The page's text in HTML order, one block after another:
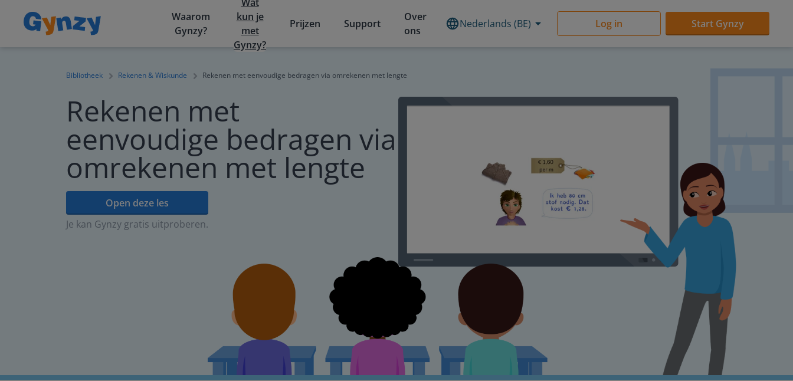
Waarom
Gynzy?
kun je
met
Gynzy?
Prijzen Support
Over
ons
Nederlands (BE) Log in Start Gynzy
Bibliotheek Rekenen & Wiskunde Rekenen met eenvoudige bedragen via omrekenen met lengte
Rekenen met
eenvoudige bedragen via
omrekenen met lengte
Open deze les
Je kan Gynzy gratis uitproberen.